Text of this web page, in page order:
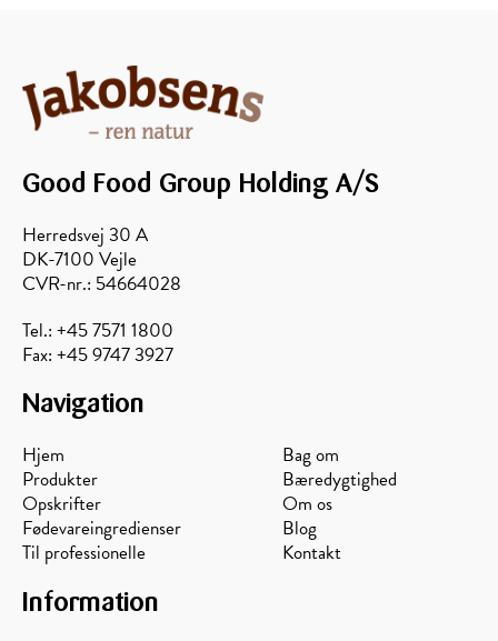
Good Food Group Holding A/S
Herredsvej 30 A
DK-7100 Vejle
CVR-nr.: 54664028
Tel.: +45 7571 1800
Fax: +45 9747 3927
Navigation
Hjem
Produkter
Opskrifter
Fødevareingredienser
Til professionelle
Bag om
Bæredygtighed
Om os
Blog
Kontakt
Information